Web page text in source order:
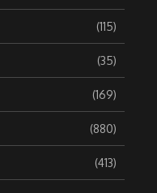
(115)
(35)
(169)
(880)
(413)